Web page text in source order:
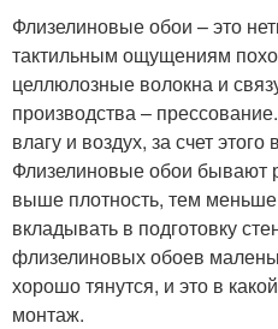
Флизелиновые обои – это
тактильным ощущениям
целлюлозные волокна и
производства –
влагу и воздух, за счет
Флизелиновые обои бывают
выше плотность, тем
вкладывать в подготовку
флизелиновых обоев
хорошо тянутся, и это в
монтаж.